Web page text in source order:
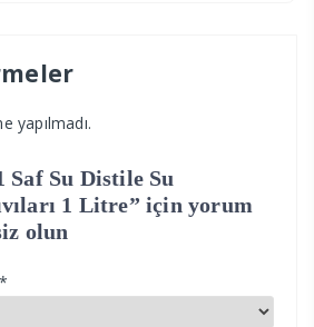
yapılmadı.
Saf Su Distile Su
1 Litre” için yorum
olun
*